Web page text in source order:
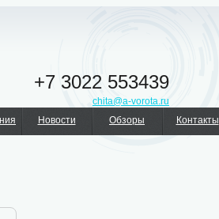
+7 3022 553439
chita@a-vorota.ru
Новости Обзоры Контакты